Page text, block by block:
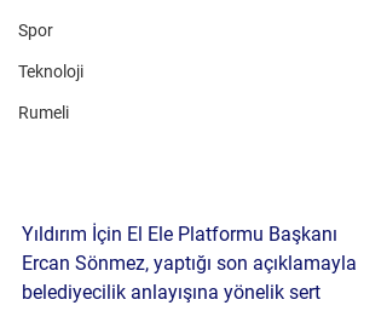
Spor
Teknoloji
Rumeli
Yıldırım İçin El Ele Platformu Başkanı
Ercan Sönmez, yaptığı son açıklamayla
belediyecilik anlayışına yönelik sert